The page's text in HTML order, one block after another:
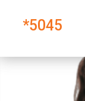
5045
*